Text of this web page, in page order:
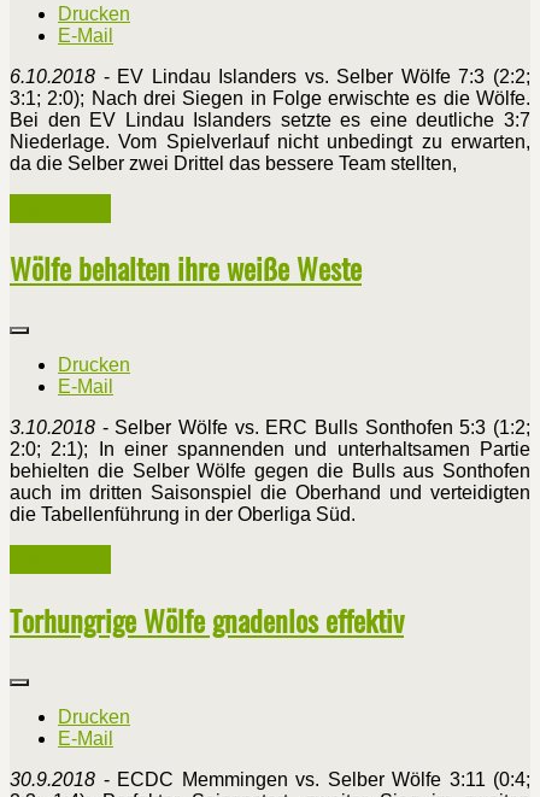
Drucken
E-Mail
6.10.2018 - EV Lindau Islanders vs. Selber Wölfe 7:3 (2:2;
3:1; 2:0); Nach drei Siegen in Folge erwischte es die Wölfe.
Bei den EV Lindau Islanders setzte es eine deutliche 3:7
Niederlage. Vom Spielverlauf nicht unbedingt zu erwarten,
da die Selber zwei Drittel das bessere Team stellten,
Wölfe behalten ihre weiße Weste
Drucken
E-Mail
3.10.2018 - Selber Wölfe vs. ERC Bulls Sonthofen 5:3 (1:2;
2:0; 2:1); In einer spannenden und unterhaltsamen Partie
behielten die Selber Wölfe gegen die Bulls aus Sonthofen
auch im dritten Saisonspiel die Oberhand und verteidigten
die Tabellenführung in der Oberliga Süd.
Torhungrige Wölfe gnadenlos effektiv
Drucken
E-Mail
30.9.2018 - ECDC Memmingen vs. Selber Wölfe 3:11 (0:4;